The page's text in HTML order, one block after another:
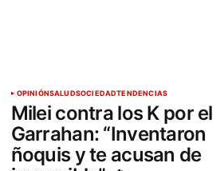
OPINIÓNSALUDSOCIEDADTENDENCIAS
Milei contra los K por el
Garrahan: “Inventaron
ñoquis y te acusan de